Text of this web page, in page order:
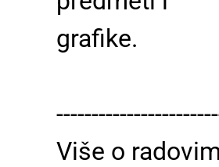
grafike.
Više o